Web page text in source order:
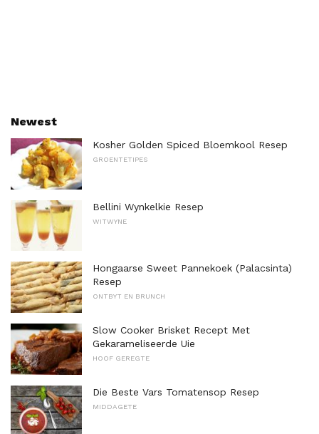
Newest
Kosher Golden Spiced Bloemkool Resep
GROENTETIPES
Bellini Wynkelkie Resep
WITWYNE
Hongaarse Sweet Pannekoek (Palacsinta)
Resep
ONTBYT EN BRUNCH
Slow Cooker Brisket Recept Met
Gekarameliseerde Uie
HOOF GEREGTE
Die Beste Vars Tomatensop Resep
MIDDAGETE